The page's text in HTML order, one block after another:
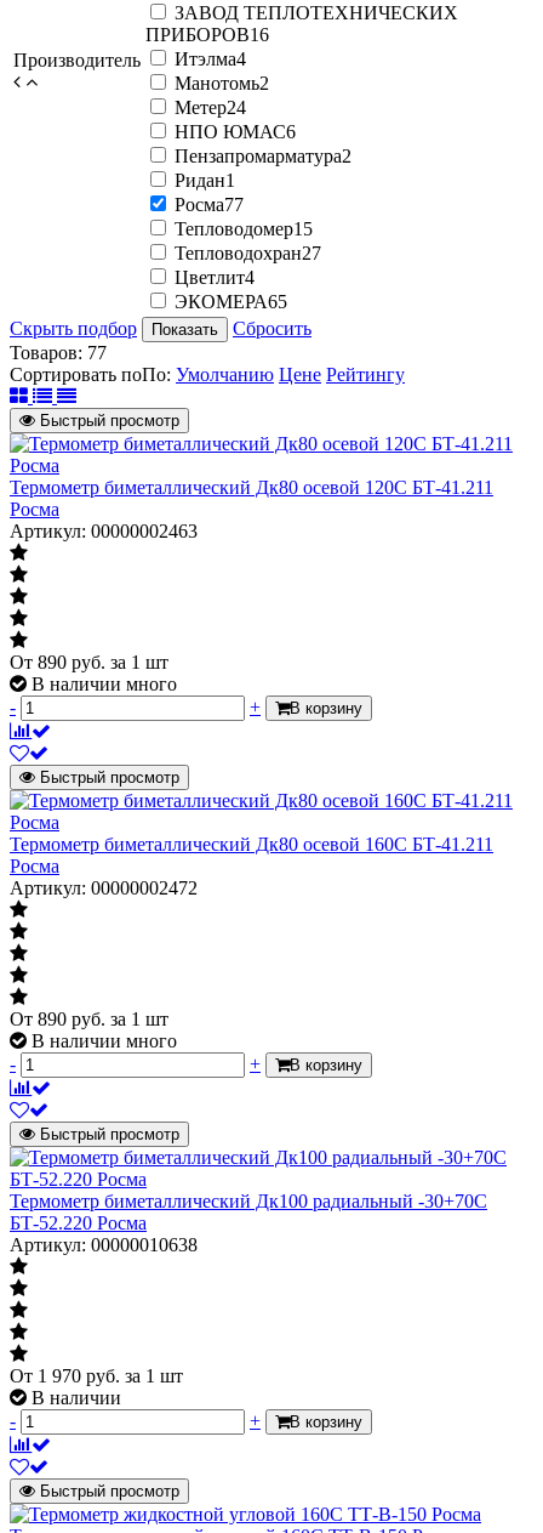
Производитель
ЗАВОД ТЕПЛОТЕХНИЧЕСКИХ
ПРИБОРОВ16
Итэлма4
Манотомь2
Метер24
НПО ЮМАС6
Пензапромарматура2
Ридан1
Росма77
Тепловодомер15
Тепловодохран27
Цветлит4
ЭКОМЕРА65
Скрыть подбор
Показать
Сбросить
Товаров: 77
Сортировать поПо: Умолчанию Цене Рейтингу
Быстрый просмотр
Термометр биметаллический Дк80 осевой 120С БТ-41.211
Росма
Артикул: 00000002463
От 890 руб. за 1 шт
В наличии много
-
+ В корзину
Быстрый просмотр
Термометр биметаллический Дк80 осевой 160С БТ-41.211
Росма
Артикул: 00000002472
От 890 руб. за 1 шт
В наличии много
-
+ В корзину
Быстрый просмотр
Термометр биметаллический Дк100 радиальный -30+70С
БТ-52.220 Росма
Артикул: 00000010638
От 1 970 руб. за 1 шт
В наличии
-
+ В корзину
Быстрый просмотр